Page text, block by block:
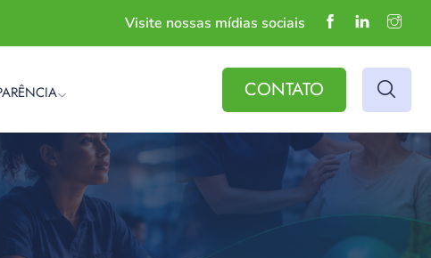
Visite nossas mídias sociais
CONTATO